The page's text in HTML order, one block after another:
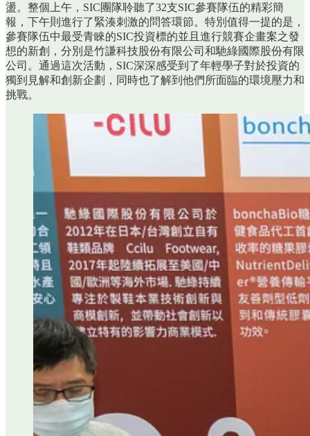
盪。整個上午，SIC團隊聆聽了32支SIC參賽隊伍的精彩簡
報，下午則進行了緊湊刺激的問答環節。特別值得一提的是，
參賽隊伍中最受青睞的SIC投資標的並且進行競賽企畫案之發
想的新創，分別是竹謙科技股份有限公司和馳綠國際股份有限
公司。通過這次活動，SIC深深感受到了年輕學子對於投資的
獨到見解和創新企劃，同時也了解到他們所面臨的環境壓力和
挑戰。